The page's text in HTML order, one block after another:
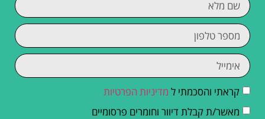
קראתי והסכמתי ל מדיניות הפרטיות
מאשר/ת קבלת דיוור וחומרים פרסומיים